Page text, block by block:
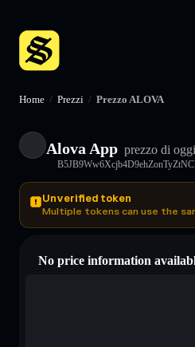
Home / Prezzi / Prezzo ALOVA
Alova App prezzo di oggi
Unverified token
Multiple tokens can use the
No price information